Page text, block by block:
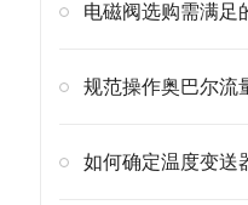
电磁阀选购需满足
规范操作奥巴尔流
如何确定温度变送